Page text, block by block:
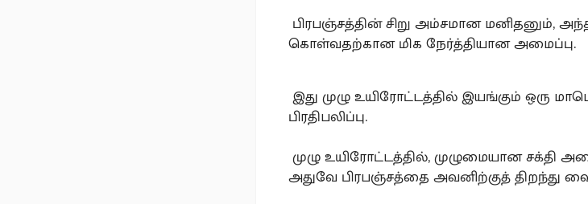
பிரபஞ்சத்தின் சிறு அம்சமான மனிதனும்,
கொள்வதற்கான மிக நேர்த்தியான அமைப்பு.
இது முழு உயிரோட்டத்தில் இயங்கும் ஒரு
பிரதிபலிப்பு.
முழு உயிரோட்டத்தில், முழுமையான சக்தி
அதுவே பிரபஞ்சத்தை அவனிற்குத் திறந்து